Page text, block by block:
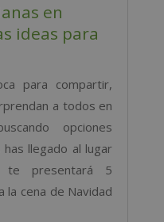
en
ideas para
para compartir,
a todos en
opciones
llegado al lugar
te presentará 5
la cena de Navidad